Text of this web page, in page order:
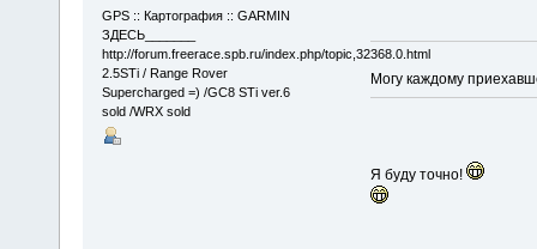
GPS :: Картография :: GARMIN
ЗДЕСЬ_______
http://forum.freerace.spb.ru/index.php/topic,32368.0.html
2.5STi / Range Rover
Supercharged =) /GC8 STi ver.6
sold /WRX sold
Могу каждому
Я буду точно!